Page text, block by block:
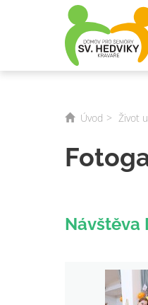
Úvod Život
Návštěva